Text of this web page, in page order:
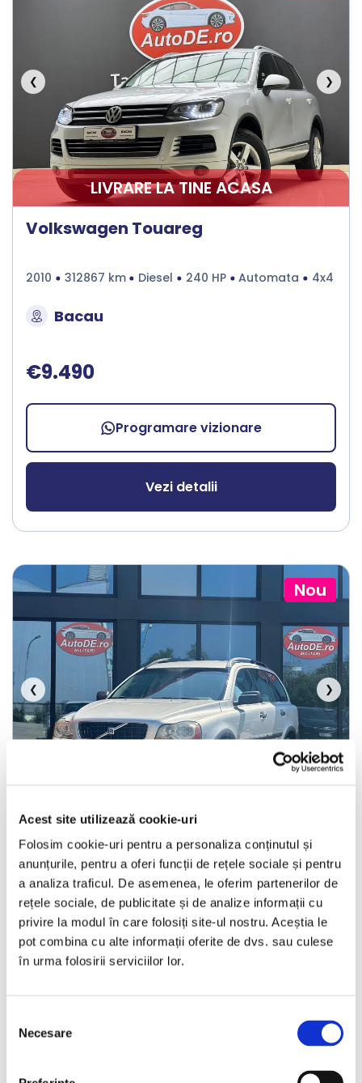
Acest site utilizează cookie-uri
Folosim cookie-uri pentru a personaliza conținutul și
anunțurile, pentru a oferi funcții de rețele sociale și pentru
a analiza traficul. De asemenea, le oferim partenerilor de
rețele sociale, de publicitate și de analize informații cu
privire la modul în care folosiți site-ul nostru. Aceștia le
pot combina cu alte informații oferite de dvs. sau culese
în urma folosirii serviciilor lor.
consimțământului
Necesare
❮ ❯
LIVRARE LA TINE ACASA
Volkswagen Touareg
2010 312867 km Diesel 240 HP Automata 4x4
Bacau
€9.490
Programare vizionare
Vezi detalii
Nou
❮ ❯
Volvo XC 90
2006 337307 km Diesel 163 HP Automata 4x4
Bucuresti Militari